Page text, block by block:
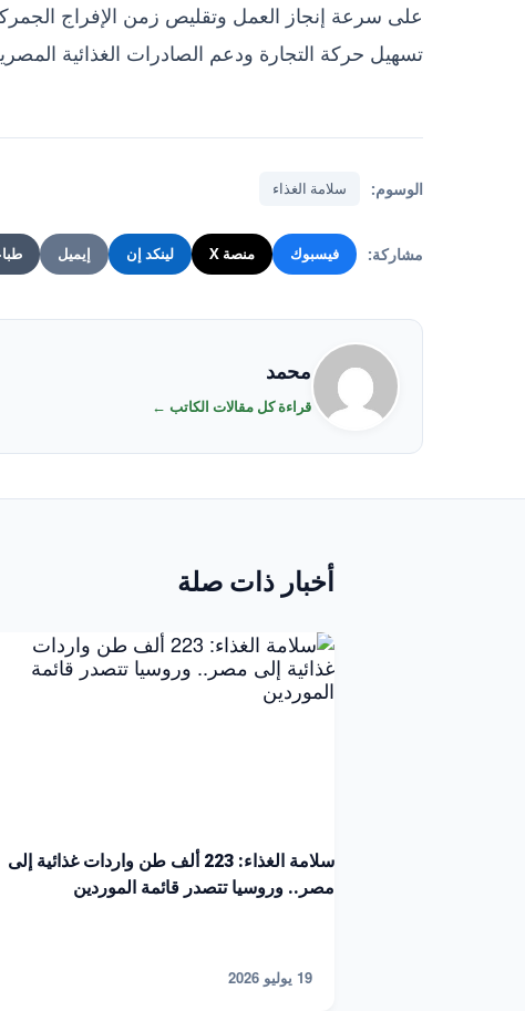
على سرعة إنجاز العمل وتقليص زمن الإفراج
تسهيل حركة التجارة ودعم الصادرات الغذائية
الوسوم: سلامة الغذاء
مشاركة: فيسبوك منصة X لينكد إن إيميل
محمد
قراءة كل مقالات الكاتب ←
أخبار ذات صلة
سلامة الغذاء: 223 ألف طن واردات غذائية إلى
مصر.. وروسيا تتصدر قائمة الموردين
19 يوليو 2026